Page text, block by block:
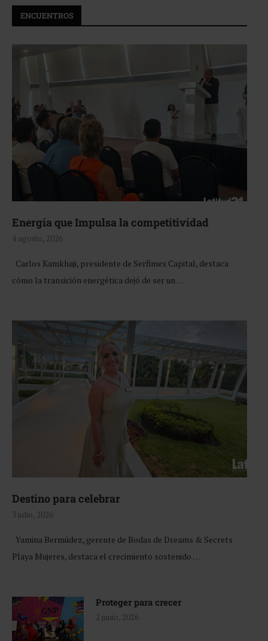
ENCUENTROS
Energía que Impulsa la competitividad
4 agosto, 2026
Carlos Kamkhaji, presidente de Serfimex Capital, destaca
cómo la transición energética dejó de ser un …
Destino para celebrar
3 julio, 2026
Yamina Bermúdez, gerente de Bodas de Dreams & Secrets
Playa Mujeres, destaca el crecimiento sostenido …
Proteger para crecer
2 junio, 2026